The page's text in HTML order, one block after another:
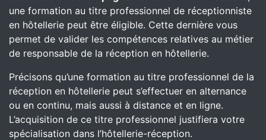
une formation au titre professionnel de réceptionniste
en hôtellerie peut être éligible. Cette dernière vous
permet de valider les compétences relatives au métier
de responsable de la réception en hôtellerie.
Précisons qu’une formation au titre professionnel de la
réception en hôtellerie peut s’effectuer en alternance
ou en continu, mais aussi à distance et en ligne.
L’acquisition de ce titre professionnel justifiera votre
spécialisation dans l’hôtellerie-réception.